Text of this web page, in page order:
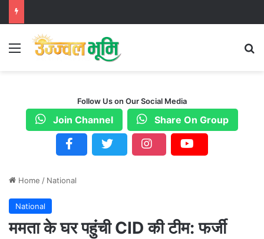
Menu
Follow Us on Our Social Media
Join Channel Share On Group
Home / National
National
ममता के घर पहुंची CID की टीम: फर्जी